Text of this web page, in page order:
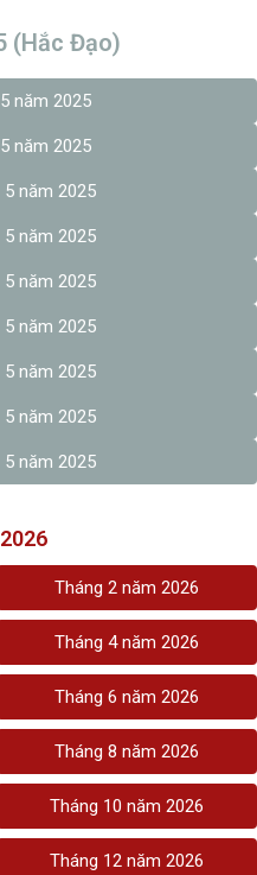
(Hắc Đạo)
năm 2025
năm 2025
năm 2025
năm 2025
năm 2025
năm 2025
năm 2025
năm 2025
năm 2025
Tháng 2 năm 2026
Tháng 4 năm 2026
Tháng 6 năm 2026
Tháng 8 năm 2026
Tháng 10 năm 2026
Tháng 12 năm 2026